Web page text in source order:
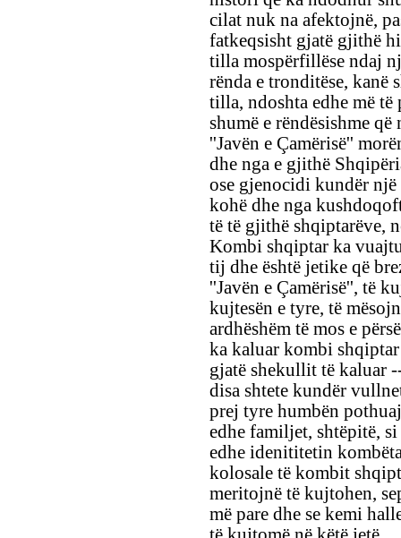
cilat nuk na afektojnë,
fatkeqsisht gjatë gjithë
tilla mospërfillëse ndaj
rënda e tronditëse, kanë
tilla, ndoshta edhe më
shumë e rëndësishme
''Javën e Çamërisë''
dhe nga e gjithë
ose gjenocidi kundër
kohë dhe nga
të të gjithë shqiptarëve,
Kombi shqiptar ka
tij dhe është jetike që
''Javën e Çamërisë'', të
kujtesën e tyre, të
ardhëshëm të mos e
ka kaluar kombi
gjatë shekullit të kaluar
disa shtete kundër
prej tyre humbën
edhe familjet, shtëpitë,
edhe idenititetin
kolosale të kombit
meritojnë të kujtohen,
më pare dhe se kemi